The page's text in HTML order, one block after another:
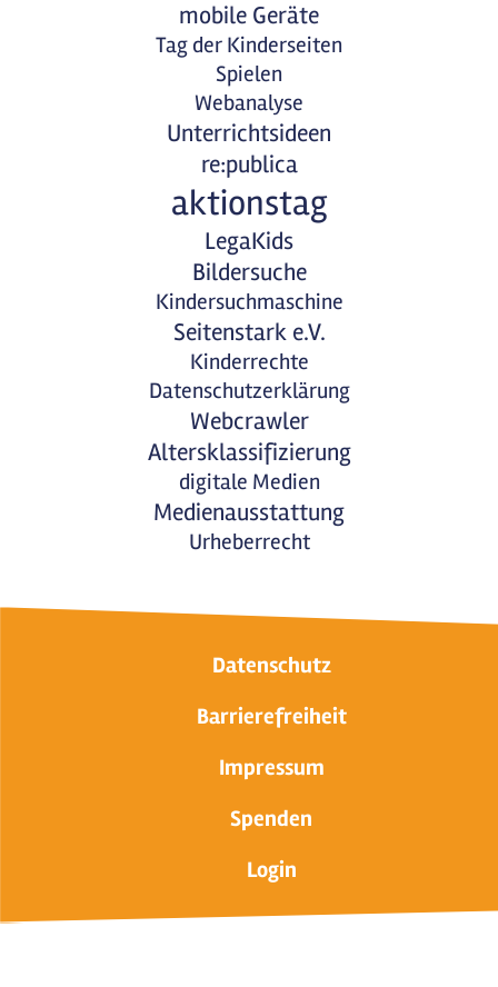
mobile Geräte
Tag der Kinderseiten
Spielen
Webanalyse
Unterrichtsideen
re:publica
aktionstag
LegaKids
Bildersuche
Kindersuchmaschine
Seitenstark e.V.
Kinderrechte
Datenschutzerklärung
Webcrawler
Altersklassifizierung
digitale Medien
Medienausstattung
Urheberrecht
Datenschutz
Barrierefreiheit
Impressum
Spenden
Login